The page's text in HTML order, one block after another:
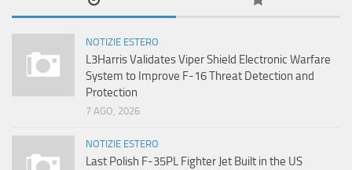
NOTIZIE ESTERO
L3Harris Validates Viper Shield Electronic Warfare
System to Improve F-16 Threat Detection and
Protection
7 AGO, 2026
NOTIZIE ESTERO
Last Polish F-35PL Fighter Jet Built in the US